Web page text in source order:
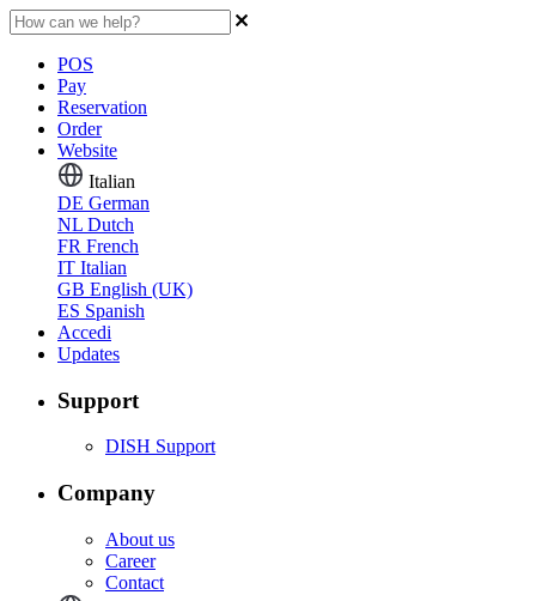
POS
Pay
Reservation
Order
Website
Italian
DE German
NL Dutch
FR French
IT Italian
GB English (UK)
ES Spanish
Accedi
Updates
Support
DISH Support
Company
About us
Career
Contact